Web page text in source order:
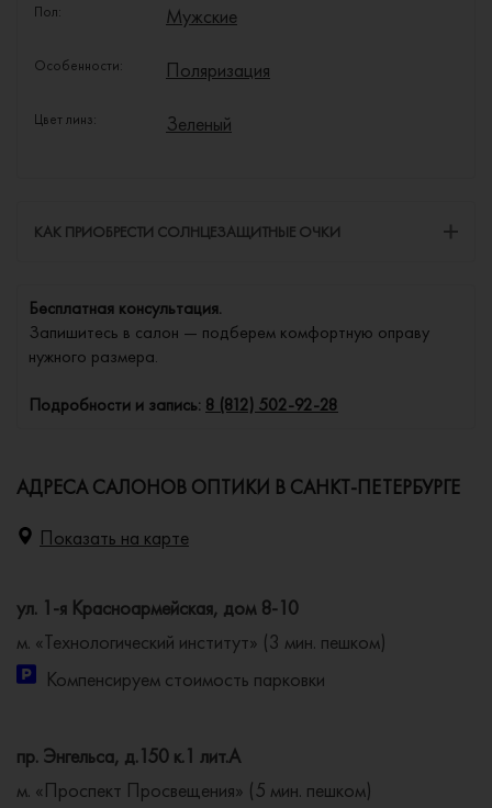
Пол: Мужские
Особенности: Поляризация
Цвет линз: Зеленый
КАК ПРИОБРЕСТИ СОЛНЦЕЗАЩИТНЫЕ ОЧКИ
Бесплатная консультация.
Запишитесь в салон — подберем комфортную оправу
нужного размера.
Подробности и запись: 8 (812) 502-92-28
АДРЕСА САЛОНОВ ОПТИКИ В САНКТ-ПЕТЕРБУРГЕ
Показать на карте
ул. 1-я Красноармейская, дом 8-10
м. «Технологический институт» (3 мин. пешком)
Компенсируем стоимость парковки
пр. Энгельса, д.150 к.1 лит.А
м. «Проспект Просвещения» (5 мин. пешком)